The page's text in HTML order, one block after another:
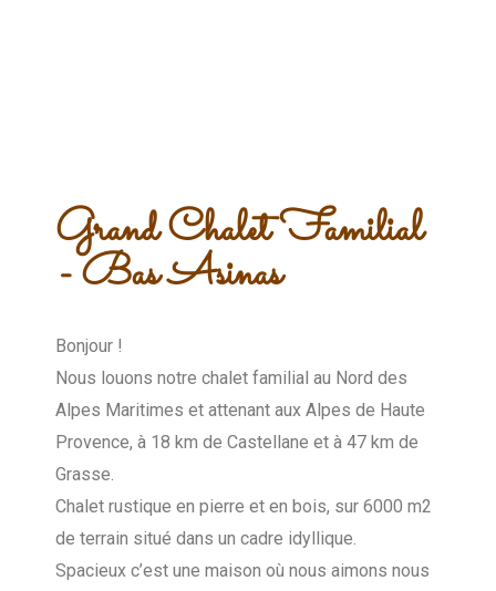
Grand Chalet Familial
- Bas Asinas
Bonjour !
Nous louons notre chalet familial au Nord des
Alpes Maritimes et attenant aux Alpes de Haute
Provence, à 18 km de Castellane et à 47 km de
Grasse.
Chalet rustique en pierre et en bois, sur 6000 m2
de terrain situé dans un cadre idyllique.
Spacieux c’est une maison où nous aimons nous